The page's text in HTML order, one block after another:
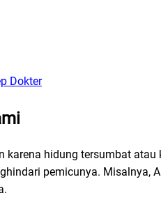
Dokter
hidung tersumbat
pemicunya. Misalnya,